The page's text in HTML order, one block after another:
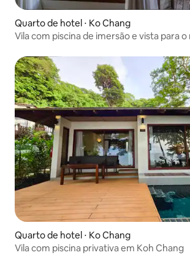
Quarto de hotel ⋅ Ko Chang
Vila com piscina de imersão e vista para o
Quarto de hotel ⋅ Ko Chang
Vila com piscina privativa em Koh Chang